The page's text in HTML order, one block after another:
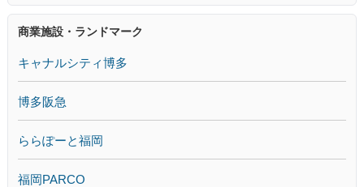
商業施設・ランドマーク
キャナルシティ博多
博多阪急
ららぽーと福岡
福岡PARCO